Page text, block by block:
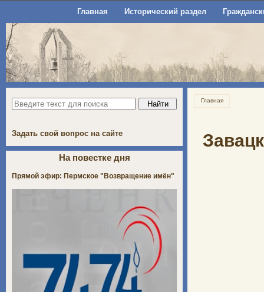
Главная Исторический раздел
Главная
Задать свой вопрос на сайте
На повестке дня
Прямой эфир: Пермское "Возвращение имён"